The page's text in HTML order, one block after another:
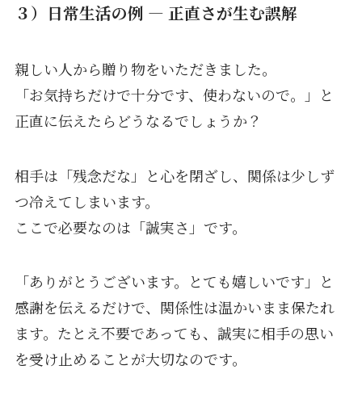
３）日常生活の例 ― 正直さが生む誤解
親しい人から贈り物をいただきました。
「お気持ちだけで十分です、使わないので。」と
正直に伝えたらどうなるでしょうか？
相手は「残念だな」と心を閉ざし、関係は少しず
つ冷えてしまいます。
ここで必要なのは「誠実さ」です。
「ありがとうございます。とても嬉しいです」と
感謝を伝えるだけで、関係性は温かいまま保たれ
ます。たとえ不要であっても、誠実に相手の思い
を受け止めることが大切なのです。